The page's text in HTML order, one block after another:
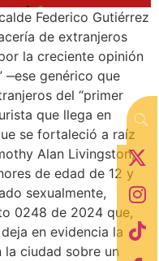
Federico Gutiérrez
de extranjeros
la creciente opinión
‒ese genérico que
del “primer
que llega en
se fortaleció a raíz
Alan Livingston,
de edad de 12 y
sexualmente,
0248 de 2024 que,
en evidencia la
la ciudad sobre un